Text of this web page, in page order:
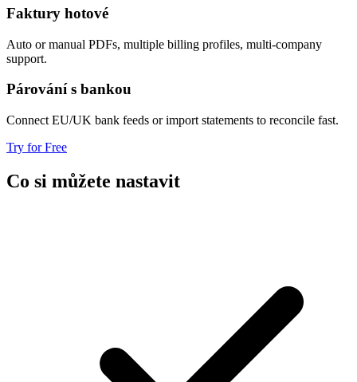
Faktury hotové
Auto or manual PDFs, multiple billing profiles, multi-company
support.
Párování s bankou
Connect EU/UK bank feeds or import statements to reconcile fast.
Try for Free
Co si můžete nastavit